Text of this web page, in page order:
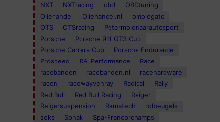
NXT NXTracing obd
OBDtuning
Oliehandel
Oliehandel.nl
omologato
OTS
OTSracing
Petermolenaarautosport
Porsche
Porsche 911 GT3 Cup
Porsche Carrera Cup
Porsche Endurance
Prospeed
RA-Performance
Race
racebanden
racebanden.nl
racehardware
racen
racewayvenray Radical
Rally
Red Bull
Red Bull Racing
Reiger
Reigersuspension
Rematech
rolbeugels
seks
Sonak
Spa-Francorchamps